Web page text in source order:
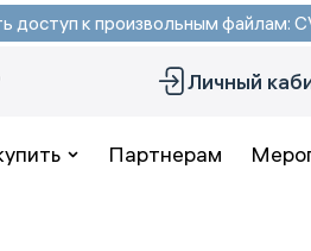
доступ к произвольным
Личный
Партнерам